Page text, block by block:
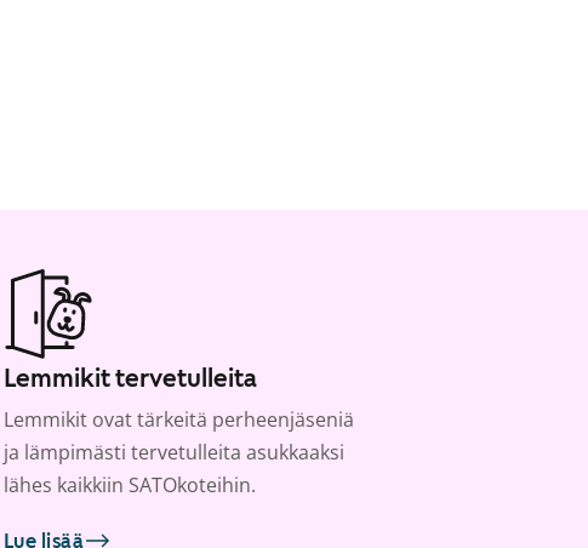
Lemmikit tervetulleita
Lemmikit ovat tärkeitä perheenjäseniä
ja lämpimästi tervetulleita asukkaaksi
lähes kaikkiin SATOkoteihin.
Lue lisää